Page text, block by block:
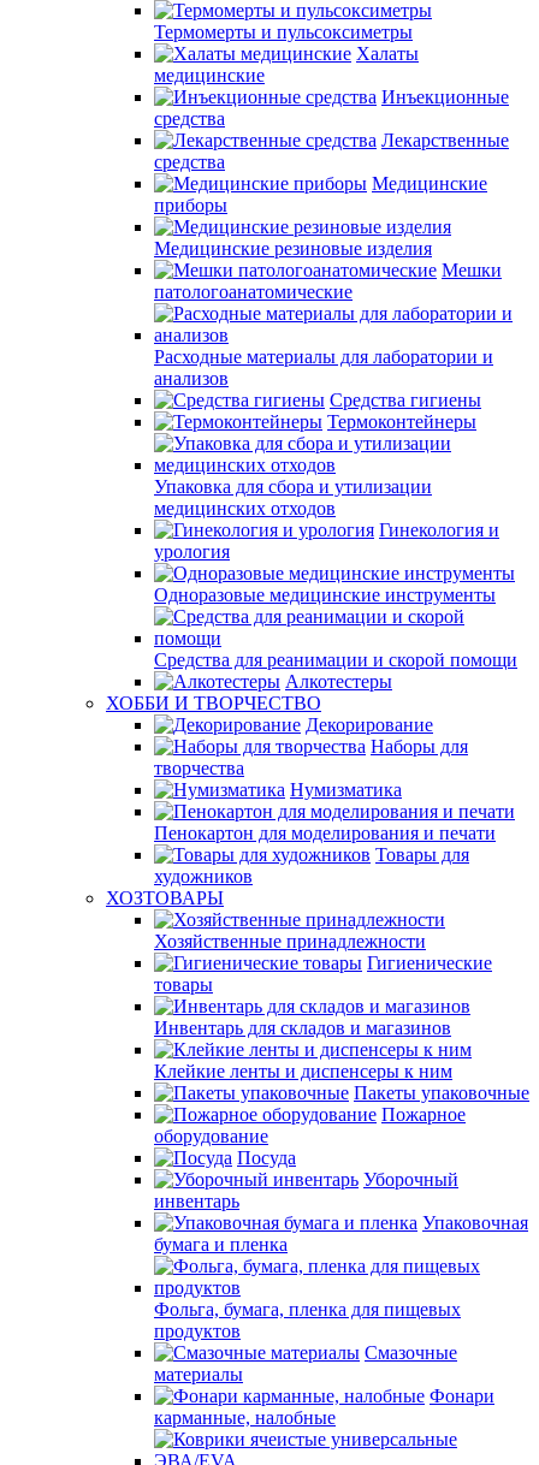
Термомерты и пульсоксиметры
Халаты
медицинские
Инъекционные
средства
Лекарственные
средства
Медицинские
приборы
Медицинские резиновые изделия
Мешки
патологоанатомические
Расходные материалы для лаборатории и
анализов
Средства гигиены
Термоконтейнеры
Упаковка для сбора и утилизации
медицинских отходов
Гинекология и
урология
Одноразовые медицинские инструменты
Средства для реанимации и скорой помощи
Алкотестеры
ХОББИ И ТВОРЧЕСТВО
Декорирование
Наборы для
творчества
Нумизматика
Пенокартон для моделирования и печати
Товары для
художников
ХОЗТОВАРЫ
Хозяйственные принадлежности
Гигиенические
товары
Инвентарь для складов и магазинов
Клейкие ленты и диспенсеры к ним
Пакеты упаковочные
Пожарное
оборудование
Посуда
Уборочный
инвентарь
Упаковочная
бумага и пленка
Фольга, бумага, пленка для пищевых
продуктов
Смазочные
материалы
Фонари
карманные, налобные